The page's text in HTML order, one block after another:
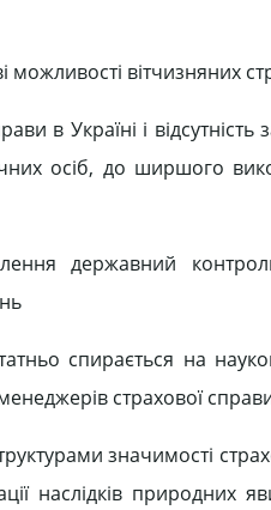
вітчизняних
в Україні і
осіб, до ширшого
державний
спирається на
страхової
значимості
наслідків